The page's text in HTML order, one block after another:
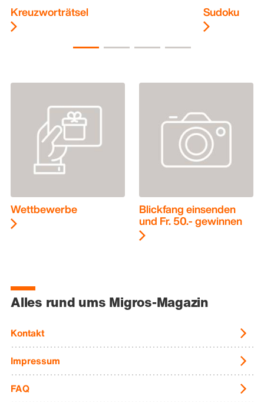
Kreuzworträtsel Sudoku
Wettbewerbe Blickfang einsenden
und Fr. 50.- gewinnen
Alles rund ums Migros-Magazin
Kontakt
Impressum
FAQ